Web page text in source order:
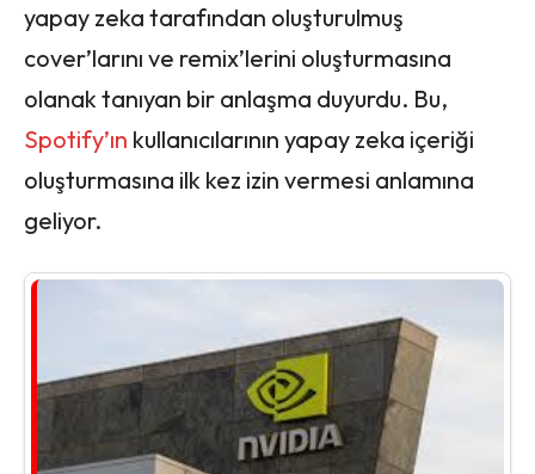
yapay zeka tarafından oluşturulmuş
cover’larını ve remix’lerini oluşturmasına
olanak tanıyan bir anlaşma duyurdu. Bu,
Spotify’ın kullanıcılarının yapay zeka içeriği
oluşturmasına ilk kez izin vermesi anlamına
geliyor.